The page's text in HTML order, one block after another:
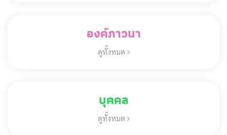
องค์ภาวนา
ดูทั้งหมด
บุคคล
ดูทั้งหมด